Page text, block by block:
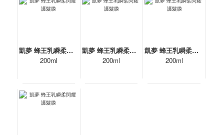
凱夢 蜂王乳瞬柔閃耀護髮膜
200ml
凱夢 蜂王乳瞬柔閃耀護髮膜
200ml
凱夢 蜂王乳瞬柔閃耀護髮膜
200ml